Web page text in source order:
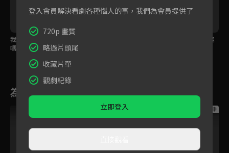
我現在是你的驕傲了
嗎？
女教練揹受傷男大生爬
為您推薦
跟播中
登入會員解決看劇各種惱人的事，我們為會員提供了
720p 畫質
略過片頭尾
收藏片單
觀劇紀錄
立即登入